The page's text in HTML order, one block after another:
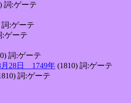
詞:ゲーテ
詞:ゲーテ
:ゲーテ
詞:ゲーテ
月28日 1749年 (1810) 詞:ゲーテ
詞:ゲーテ